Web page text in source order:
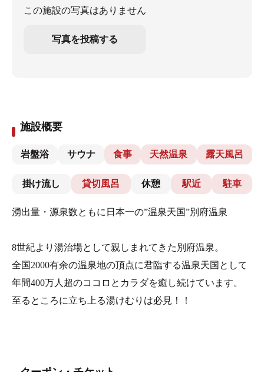
この施設の写真はありません
写真を投稿する
施設概要
岩盤浴 サウナ 食事 天然温泉 露天風呂
掛け流し 貸切風呂 休憩 駅近 駐車
湧出量・源泉数ともに日本一の”温泉天国”別府温泉
8世紀より湯治場として親しまれてきた別府温泉。
全国2000有余の温泉地の頂点に君臨する温泉天国として
年間400万人超のココロとカラダを癒し続けています。
至るところに立ち上る湯けむりは必見！！